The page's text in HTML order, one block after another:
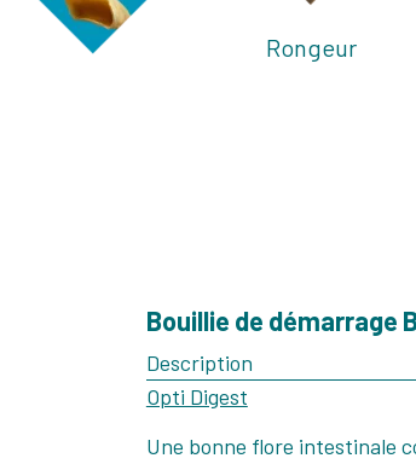
Rongeur
Bouillie de démarrage
Description
Opti Digest
Une bonne flore intestinale